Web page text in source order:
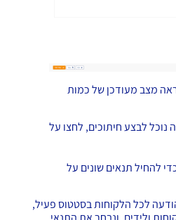
מצב מעודכן של כמות
לבצע חיתוכים, לחצו על
להחיל תנאים שונים על
לכל הלקוחות בסטטוס פעיל,